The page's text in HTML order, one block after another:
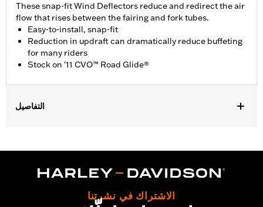
These snap-fit Wind Deflectors reduce and redirect the air
flow that rises between the fairing and fork tubes.
Easy-to-install, snap-fit
Reduction in updraft can dramatically reduce buffeting
for many riders
Stock on '11 CVO™ Road Glide®
التفاصيل
Installation Instructions
Left and right deflector
الاشتراك في نشرتنا